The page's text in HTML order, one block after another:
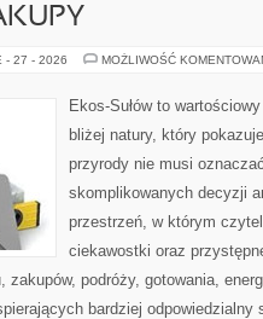
- 27 - 2026 MOŻLIWOŚĆ
Ekos-Sułów to
bliżej natury, który
przyrody nie musi
skomplikowanych decyzji
przestrzeń, w którym
ciekawostki oraz
zakupów, podróży, gotowania,
bardziej odpowiedzialny